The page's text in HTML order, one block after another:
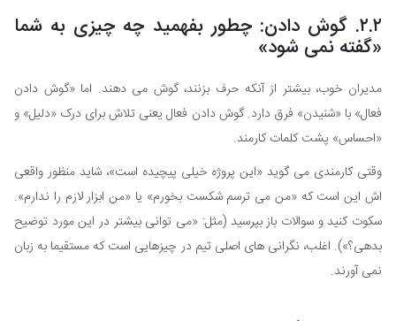
۲.۲. گوش دادن: چطور بفهمید چه چیزی به شما
«گفته نمی شود»
مدیران خوب، بیشتر از آنکه حرف بزنند، گوش می دهند. اما «گوش دادن
فعال» با «شنیدن» فرق دارد. گوش دادن فعال یعنی تلاش برای درک «دلیل» و
«احساس» پشت کلمات کارمند.
وقتی کارمندی می گوید «این پروژه خیلی پیچیده است»، شاید منظور واقعی
اش این است که «من می ترسم شکست بخورم» یا «من ابزار لازم را ندارم».
سکوت کنید و سوالات باز بپرسید (مثل: «می توانی بیشتر در این مورد توضیح
بدهی؟»). اغلب، نگرانی های اصلی تیم در چیزهایی است که مستقیما به زبان
نمی آورند.